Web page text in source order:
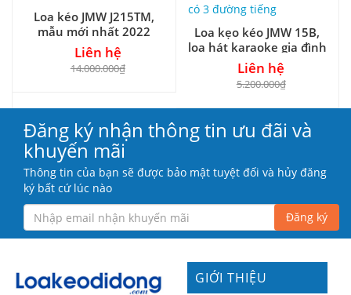
Loa kéo JMW J215TM,
mẫu mới nhất 2022
Liên hệ
14.000.000₫
Loa kẹo kéo JMW 15B,
loa hát karaoke gia đình
có 3 đường tiếng
Liên hệ
5.200.000₫
Đăng ký nhận thông tin ưu đãi và
khuyến mãi
Thông tin của bạn sẽ được bảo mật tuyệt đối và hủy đăng
ký bất cứ lúc nào
Đăng ký
GIỚI THIỆU